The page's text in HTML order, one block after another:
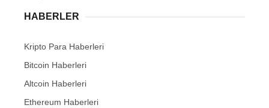
HABERLER
Kripto Para Haberleri
Bitcoin Haberleri
Altcoin Haberleri
Ethereum Haberleri